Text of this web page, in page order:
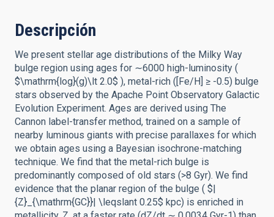
Descripción
We present stellar age distributions of the Milky Way
bulge region using ages for ∼6000 high-luminosity (
$\mathrm{log}(g)\lt 2.0$ ), metal-rich ([Fe/H] ≥ -0.5) bulge
stars observed by the Apache Point Observatory Galactic
Evolution Experiment. Ages are derived using The
Cannon label-transfer method, trained on a sample of
nearby luminous giants with precise parallaxes for which
we obtain ages using a Bayesian isochrone-matching
technique. We find that the metal-rich bulge is
predominantly composed of old stars (>8 Gyr). We find
evidence that the planar region of the bulge ( $|
{Z}_{\mathrm{GC}}| \leqslant 0.25$ kpc) is enriched in